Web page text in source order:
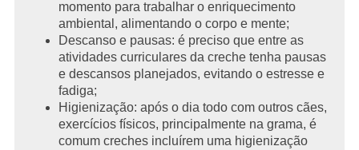
momento para trabalhar o enriquecimento
ambiental, alimentando o corpo e mente;
Descanso e pausas: é preciso que entre as
atividades curriculares da creche tenha pausas
e descansos planejados, evitando o estresse e
fadiga;
Higienização: após o dia todo com outros cães,
exercícios físicos, principalmente na grama, é
comum creches incluírem uma higienização